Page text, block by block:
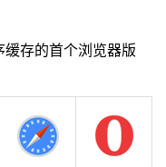
存的首个浏览器版